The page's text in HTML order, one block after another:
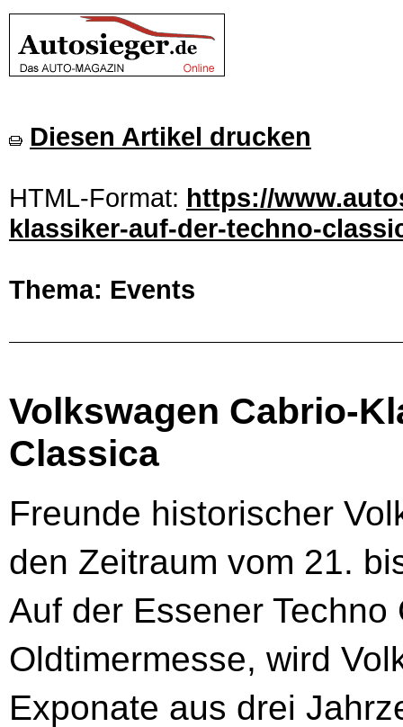
Diesen Artikel drucken
HTML-Format: https://
klassiker-auf-der-techno-
Thema: Events
Volkswagen Cabrio-
Classica
Freunde historischer
den Zeitraum vom 21.
Auf der Essener
Oldtimermesse, wird
Exponate aus drei